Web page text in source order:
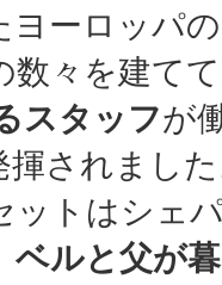
ヨーロッパ
数々を建て
スタッフが
揮されまし
ットはシェ
ベルと父が